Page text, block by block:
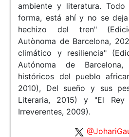
ambiente y literatura.
forma, está ahí y no se
hechizo del tren"
Autònoma de Barcelona,
climático y resiliencia"
Autónoma de
históricos del pueblo
2010), Del sueño y sus
Literaria, 2015) y "El Rey
Irreverentes, 2009).